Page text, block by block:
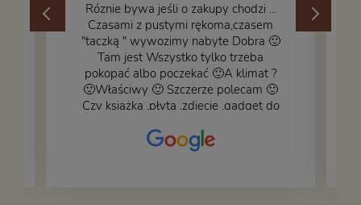
Róznie bywa jeśli o zakupy chodzi ...
Czasami z pustymi rękoma,czasem
"taczką " wywozimy nabyte Dobra 🙂
Tam jest Wszystko tylko trzeba
pokopać albo poczekać 🙂A klimat ?
🙂Właściwy 🙂 Szczerze polecam 🙂
Czy książka ,płyta ,zdjęcie ,gadget do
bank 🙂